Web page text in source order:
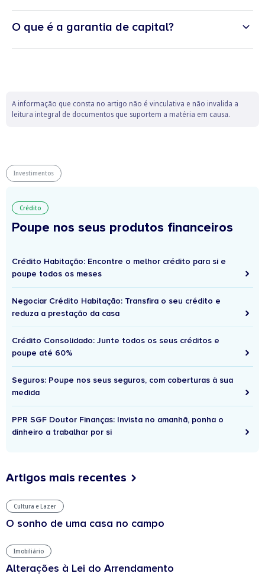
O que é a garantia de capital?
A informação que consta no artigo não é vinculativa e não invalida a
leitura integral de documentos que suportem a matéria em causa.
Investimentos
Crédito
Poupe nos seus produtos financeiros
Crédito Habitação: Encontre o melhor crédito para si e
poupe todos os meses
Negociar Crédito Habitação: Transfira o seu crédito e
reduza a prestação da casa
Crédito Consolidado: Junte todos os seus créditos e
poupe até 60%
Seguros: Poupe nos seus seguros, com coberturas à sua
medida
PPR SGF Doutor Finanças: Invista no amanhã, ponha o
dinheiro a trabalhar por si
Artigos mais recentes
Cultura e Lazer
O sonho de uma casa no campo
Imobiliário
Alterações à Lei do Arrendamento